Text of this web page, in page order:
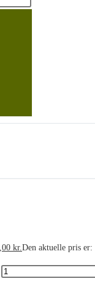
kr.Den aktuelle pris